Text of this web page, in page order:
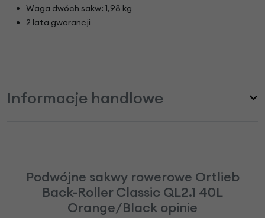
Waga dwóch sakw: 1,98 kg
2 lata gwarancji
Informacje handlowe
Podwójne sakwy rowerowe Ortlieb
Back-Roller Classic QL2.1 40L
Orange/Black opinie